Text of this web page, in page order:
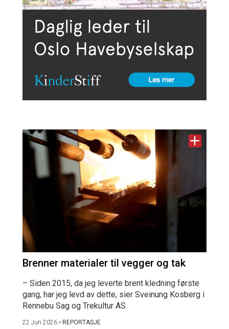
Brenner materialer til vegger og tak
– Siden 2015, da jeg leverte brent kledning første
gang, har jeg levd av dette, sier Sveinung Kosberg i
Rennebu Sag og Trekultur AS.
22 Jun 2026 • REPORTASJE